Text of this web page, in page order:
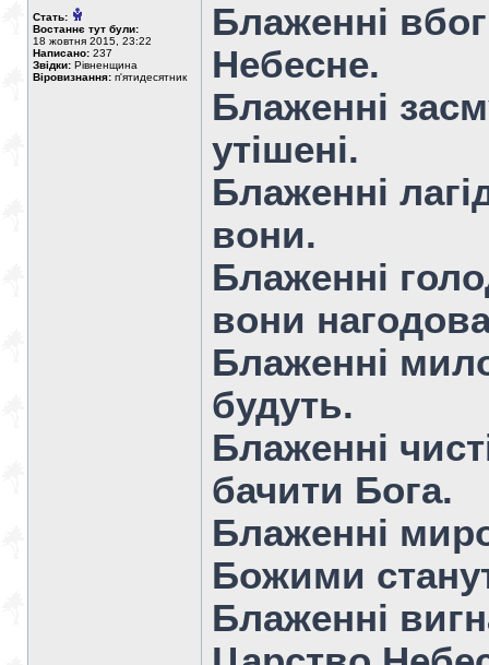
Стать:
Востаннє тут були:
18 жовтня 2015, 23:22
Написано: 237
Звідки: Рівненщина
Віровизнання: п'ятидесятник
Блаженні
Небесне.
Блаженні
утішені.
Блаженні
вони.
Блаженні
вони
Блаженні
будуть.
Блаженні
бачити Бога.
Блаженні
Божими
Блаженні